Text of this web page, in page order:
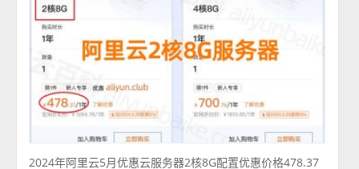
2024年阿里云5月优惠云服务器2核8G配置优惠价格478.37